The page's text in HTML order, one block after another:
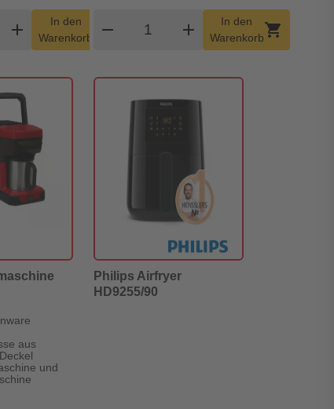
Warenkorb Menge
add
In den
Warenkorb
shopping_cart
remove
Produkt Warenkorb Menge
add
In den
Warenkorbshopping_cart
aus
und
Philips Airfryer
HD9255/90